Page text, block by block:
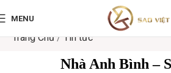
MENU
Trang Chủ/Tin tức
Nhà Anh Bình –